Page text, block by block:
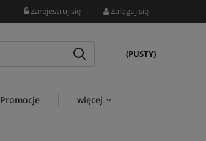
Zarejestruj się Zaloguj się
(PUSTY)
Promocje więcej